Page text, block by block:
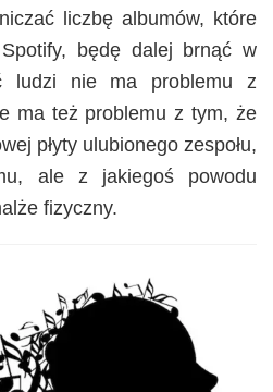
liczbę albumów, które
będę dalej brnąć w
ludzi nie ma problemu z
ma też problemu z tym, że
płyty ulubionego zespołu,
ale z jakiegoś powodu
fizyczny.